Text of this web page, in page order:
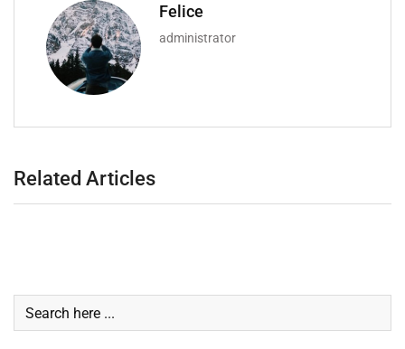
Felice
administrator
Related Articles